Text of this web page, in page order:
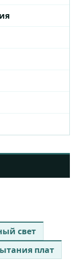
свет
плат